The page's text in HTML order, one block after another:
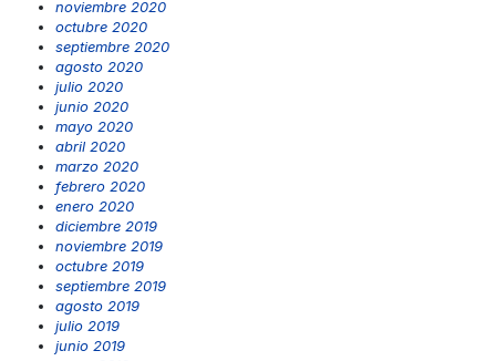
noviembre 2020
octubre 2020
septiembre 2020
agosto 2020
julio 2020
junio 2020
mayo 2020
abril 2020
marzo 2020
febrero 2020
enero 2020
diciembre 2019
noviembre 2019
octubre 2019
septiembre 2019
agosto 2019
julio 2019
junio 2019